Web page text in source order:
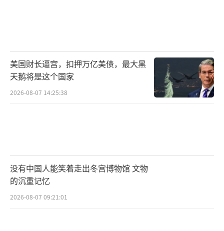
美国财长逼宫，扣押万亿美债，最大黑
天鹅将是这个国家
2026-08-07 14:25:38
没有中国人能笑着走出冬宫博物馆 文物
的沉重记忆
2026-08-07 09:21:01